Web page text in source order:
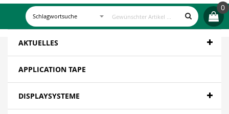
0
AKTUELLES
APPLICATION TAPE
DISPLAYSYSTEME